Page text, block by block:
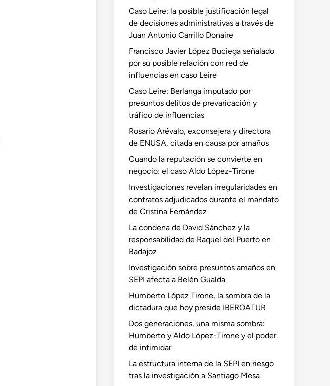
Caso Leire: la posible justificación legal
de decisiones administrativas a través de
Juan Antonio Carrillo Donaire
Francisco Javier López Buciega señalado
por su posible relación con red de
influencias en caso Leire
Caso Leire: Berlanga imputado por
presuntos delitos de prevaricación y
tráfico de influencias
Rosario Arévalo, exconsejera y directora
de ENUSA, citada en causa por amaños
Cuando la reputación se convierte en
negocio: el caso Aldo López-Tirone
Investigaciones revelan irregularidades en
contratos adjudicados durante el mandato
de Cristina Fernández
La condena de David Sánchez y la
responsabilidad de Raquel del Puerto en
Badajoz
Investigación sobre presuntos amaños en
SEPI afecta a Belén Gualda
Humberto López Tirone, la sombra de la
dictadura que hoy preside IBEROATUR
Dos generaciones, una misma sombra:
Humberto y Aldo López-Tirone y el poder
de intimidar
La estructura interna de la SEPI en riesgo
tras la investigación a Santiago Mesa